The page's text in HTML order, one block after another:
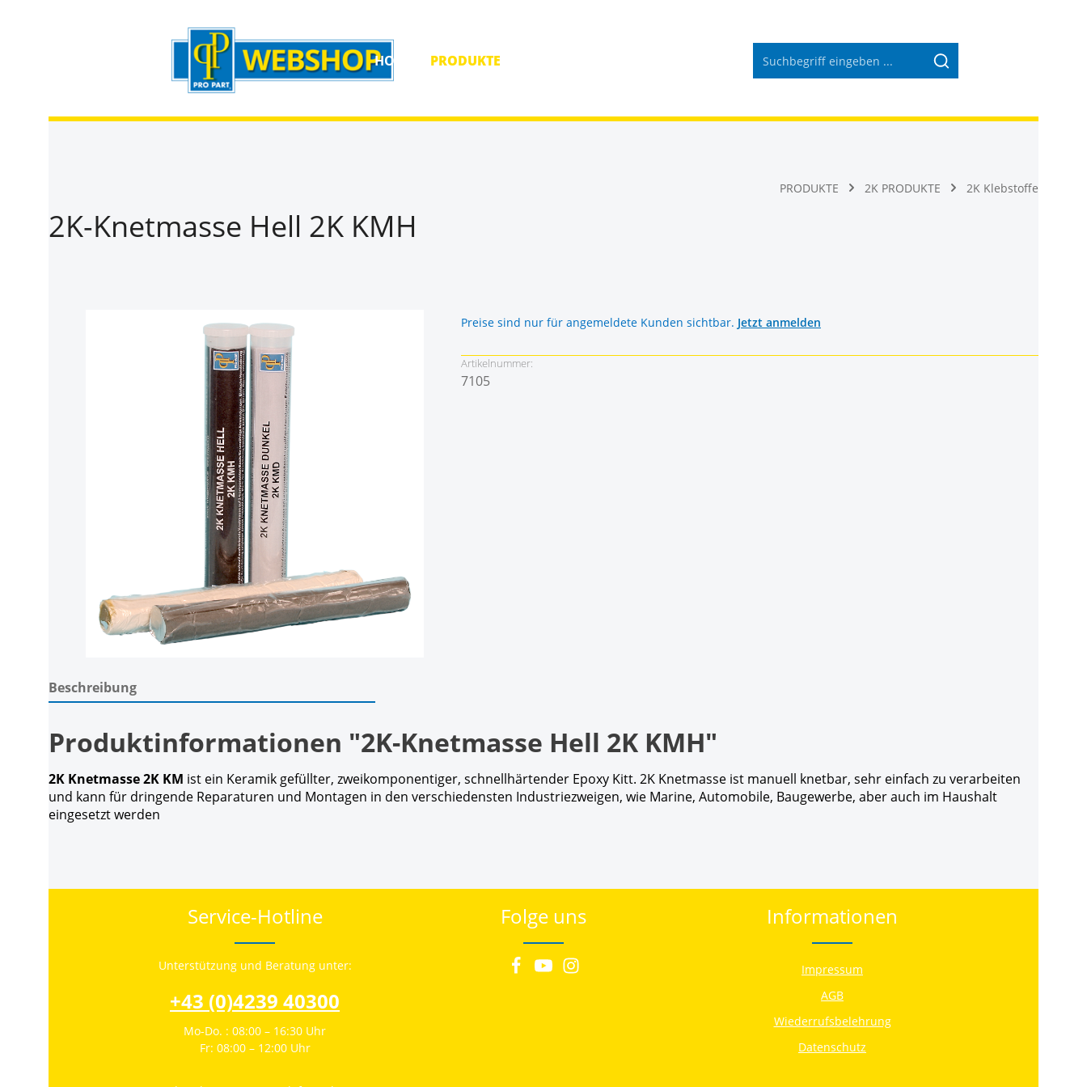
HOME PRODUKTE
PRODUKTE 2K PRODUKTE 2K Klebstoffe
2K-Knetmasse Hell 2K KMH
Preise sind nur für angemeldete Kunden sichtbar. Jetzt anmelden
Artikelnummer:
7105
Beschreibung
Produktinformationen "2K-Knetmasse Hell 2K KMH"
2K Knetmasse 2K KM ist ein Keramik gefüllter, zweikomponentiger, schnellhärtender Epoxy Kitt. 2K Knetmasse ist manuell knetbar, sehr einfach zu verarbeiten
und kann für dringende Reparaturen und Montagen in den verschiedensten Industriezweigen, wie Marine, Automobile, Baugewerbe, aber auch im Haushalt
eingesetzt werden
Service-Hotline
Unterstützung und Beratung unter:
+43 (0)4239 40300
Mo-Do. : 08:00 – 16:30 Uhr
Fr: 08:00 – 12:00 Uhr
Folge uns Informationen
Impressum
AGB
Wiederrufsbelehrung
Datenschutz